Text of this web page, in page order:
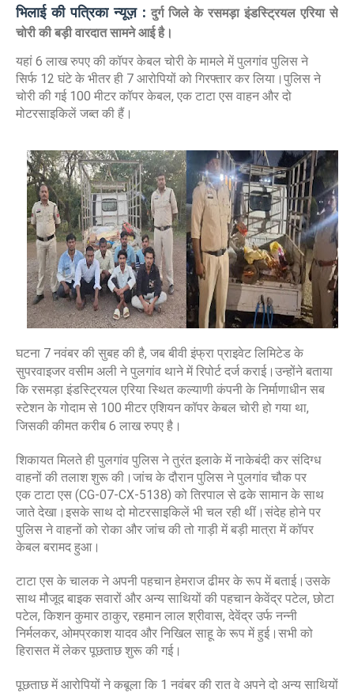
भिलाई की पत्रिका न्यूज़ : दुर्ग जिले के रसमड़ा इंडस्ट्रियल एरिया से
चोरी की बड़ी वारदात सामने आई है।
यहां 6 लाख रुपए की कॉपर केबल चोरी के मामले में पुलगांव पुलिस ने
सिर्फ 12 घंटे के भीतर ही 7 आरोपियों को गिरफ्तार कर लिया।पुलिस ने
चोरी की गई 100 मीटर कॉपर केबल, एक टाटा एस वाहन और दो
मोटरसाइकिलें जब्त की हैं।
घटना 7 नवंबर की सुबह की है, जब बीवी इंफ्रा प्राइवेट लिमिटेड के
सुपरवाइजर वसीम अली ने पुलगांव थाने में रिपोर्ट दर्ज कराई। उन्होंने बताया
कि रसमड़ा इंडस्ट्रियल एरिया स्थित कल्याणी कंपनी के निर्माणाधीन सब
स्टेशन के गोदाम से 100 मीटर एशियन कॉपर केबल चोरी हो गया था,
जिसकी कीमत करीब 6 लाख रुपए है।
शिकायत मिलते ही पुलगांव पुलिस ने तुरंत इलाके में नाकेबंदी कर संदिग्ध
वाहनों की तलाश शुरू की।जांच के दौरान पुलिस ने पुलगांव चौक पर
एक टाटा एस (CG-07-CX-5138) को तिरपाल से ढके सामान के साथ
जाते देखा।इसके साथ दो मोटरसाइकिलें भी चल रही थीं।संदेह होने पर
पुलिस ने वाहनों को रोका और जांच की तो गाड़ी में बड़ी मात्रा में कॉपर
केबल बरामद हुआ।
टाटा एस के चालक ने अपनी पहचान हेमराज ढीमर के रूप में बताई।उसके
साथ मौजूद बाइक सवारों और अन्य साथियों की पहचान केवेंद्र पटेल, छोटा
पटेल, किशन कुमार ठाकुर, रहमान लाल श्रीवास, देवेंद्र उर्फ नन्नी
निर्मलकर, ओमप्रकाश यादव और निखिल साहू के रूप में हुई।सभी को
हिरासत में लेकर पूछताछ शुरू की गई।
पूछताछ में आरोपियों ने कबूला कि 1 नवंबर की रात वे अपने दो अन्य साथियों